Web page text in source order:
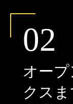
02
オー
クス